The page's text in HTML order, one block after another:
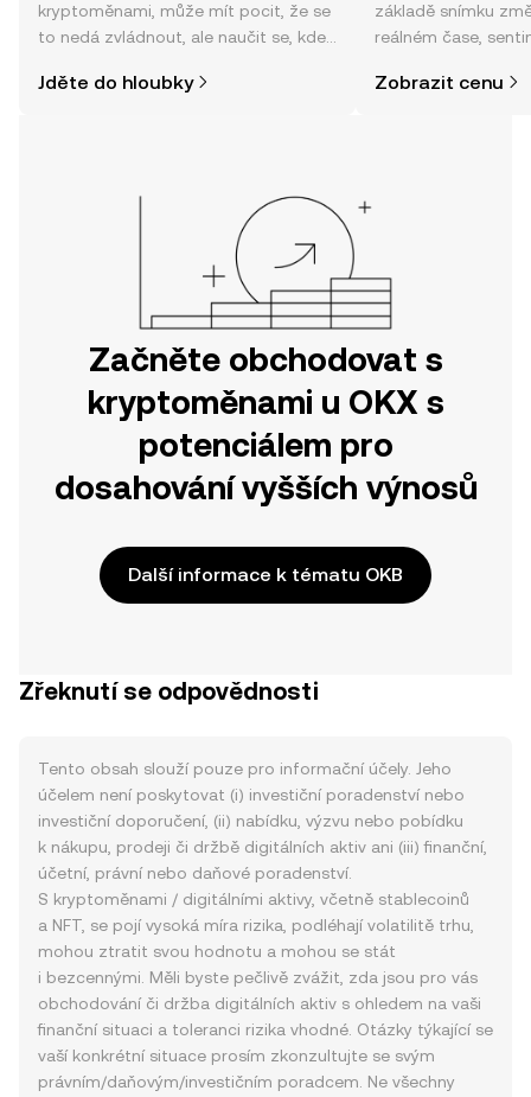
kryptoměnami, může mít pocit, že se
to nedá zvládnout, ale naučit se, kde
jednodušší, než si myslíte. Odstartujte
Jděte do hloubky
základě snímku
reálném čase,
Zobrazit cenu
Začněte obchodovat s
kryptoměnami u OKX s
potenciálem pro
dosahování vyšších výnosů
Další informace k tématu OKB
Zřeknutí se odpovědnosti
Tento obsah slouží pouze pro informační účely. Jeho
účelem není poskytovat (i) investiční poradenství nebo
investiční doporučení, (ii) nabídku, výzvu nebo pobídku
k nákupu, prodeji či držbě digitálních aktiv ani (iii) finanční,
účetní, právní nebo daňové poradenství.
S kryptoměnami / digitálními aktivy, včetně stablecoinů
a NFT, se pojí vysoká míra rizika, podléhají volatilitě trhu,
mohou ztratit svou hodnotu a mohou se stát
i bezcennými. Měli byste pečlivě zvážit, zda jsou pro vás
obchodování či držba digitálních aktiv s ohledem na vaši
finanční situaci a toleranci rizika vhodné. Otázky týkající se
vaší konkrétní situace prosím zkonzultujte se svým
právním/daňovým/investičním poradcem. Ne všechny